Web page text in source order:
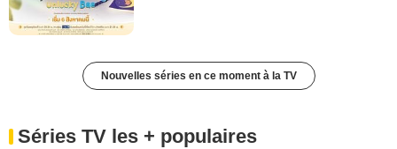
Nouvelles séries en ce moment à la TV
Séries TV les + populaires